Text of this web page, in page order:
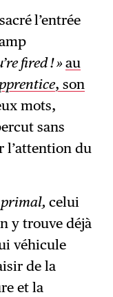
l’entrée
fired ! »au
, son
mots,
sans
l’attention du
primal,celui
y trouve déjà
véhicule
de la
et la